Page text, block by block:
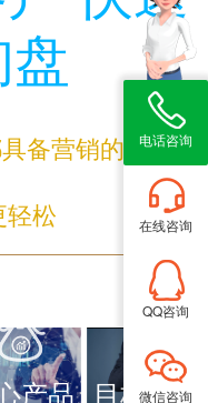
备营销的能力，
轻松
产品 目标客户
电话咨询
在线咨询
QQ咨询
微信咨询